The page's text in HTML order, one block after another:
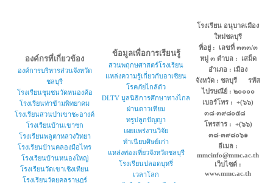
องค์กรที่เกี่ยวข้อง
องค์การบริหารส่วนจังหวัด
ชลบุรี
โรงเรียนชุมชนวัดหนองค้อ
โรงเรียนท่าข้ามพิทยาคม
โรงเรียนสวนป่าเขาชะอางค์
โรงเรียนบ้านเขาซก
โรงเรียนพลูตาหลวงวิทยา
โรงเรียนบ้านคลองมือไทร
โรงเรียนบ้านหนองใหญ่
โรงเรียนวัดเขาเชิงเทียน
โรงเรียนวัดยุคลราษฎร์
ข้อมูลเพื่อการเรียนรู้
สวนพฤกษศาสตร์โรงเรียน
แหล่งความรู้เกี่ยวกับอาเซียน
โรคภัยไกล้ตัว
DLTV มูลนิธิการศึกษาทางไกล
ผ่านดาวเทียม
ทรูปลูกปัญญา
เผยแพร่งานวิจัย
ทำเนียบศิษย์เก่า
แหล่งท่องเที่ยวจังหวัดชลบุรี
โรงเรียนปลอดบุหรี่
เวลาโลก
โรงเรียน อนุบาลเมือง
ใหม่ชลบุรี
ที่อยู่ : เลขที่ ๓๓๓/๓
หมู่ ๓ ตำบล : เสม็ด
อำเภอ : เมือง
จังหวัด : ชลบุรี รหัส
ไปรษณีย์ : ๒๐๐๐๐
เบอร์โทร : +(๖๖)
๓๘-๓๙๘๐๕๘
โทรสาร : +(๖๖)
๓๘-๓๙๘๐๖๑
อีเมล :
mmcinfo@mmc.ac.th
เว็บไซต์ :
www.mmc.ac.th